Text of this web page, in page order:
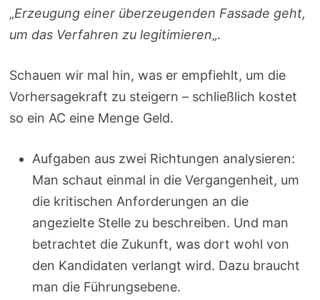
„Erzeugung einer überzeugenden Fassade geht,
um das Verfahren zu legitimieren„.
Schauen wir mal hin, was er empfiehlt, um die
Vorhersagekraft zu steigern – schließlich kostet
so ein AC eine Menge Geld.
Aufgaben aus zwei Richtungen analysieren:
Man schaut einmal in die Vergangenheit, um
die kritischen Anforderungen an die
angezielte Stelle zu beschreiben. Und man
betrachtet die Zukunft, was dort wohl von
den Kandidaten verlangt wird. Dazu braucht
man die Führungsebene.